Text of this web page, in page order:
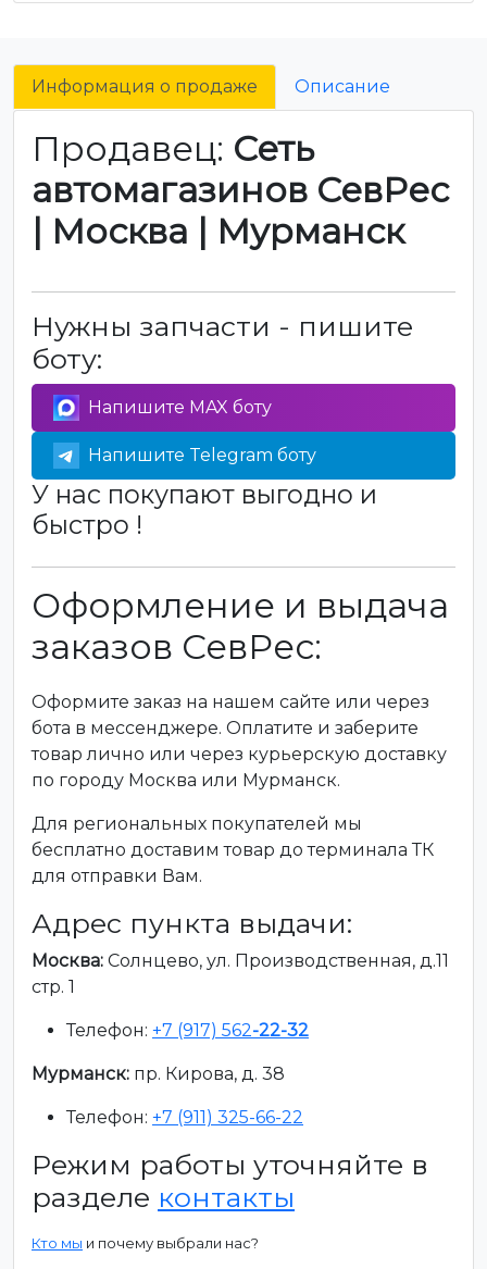
Информация о продаже Описание
Продавец: Сеть
автомагазинов СевРес
| Москва | Мурманск
Нужны запчасти - пишите
боту:
Напишите MAX боту
Напишите Telegram боту
У нас покупают выгодно и
быстро !
Оформление и выдача
заказов СевРес:
Оформите заказ на нашем сайте или через
бота в мессенджере. Оплатите и заберите
товар лично или через курьерскую доставку
по городу Москва или Мурманск.
Для региональных покупателей мы
бесплатно доставим товар до терминала ТК
для отправки Вам.
Адрес пункта выдачи:
Москва: Солнцево, ул. Производственная, д.11
стр. 1
Телефон: +7 (917) 562-22-32
Мурманск: пр. Кирова, д. 38
Телефон: +7 (911) 325-66-22
Режим работы уточняйте в
разделе контакты
Кто мы и почему выбрали нас?